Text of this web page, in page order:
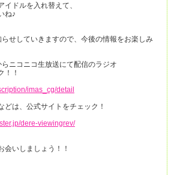
ドルを入れ替えて、
ね♪
せしていきますので、今後の情報をお楽しみ
ニコニコ生放送にて配信のラジオ
！！
imas_cg/detail
どは、公式サイトをチェック！
dere-viewingrev/
会いしましょう！！